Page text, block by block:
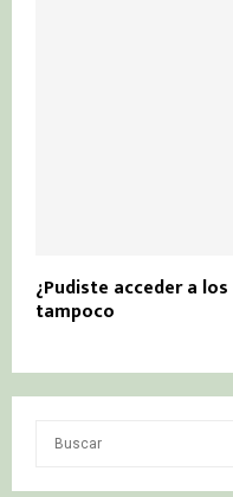
¿Pudiste acceder a
tampoco